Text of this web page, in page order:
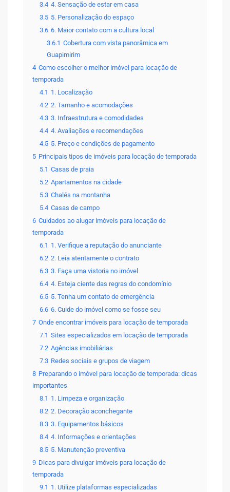
3.4 4. Sensação de estar em casa
3.5 5. Personalização do espaço
3.6 6. Maior contato com a cultura local
3.6.1 Cobertura com vista panorâmica em
Guapimirim
4 Como escolher o melhor imóvel para locação de
temporada
4.1 1. Localização
4.2 2. Tamanho e acomodações
4.3 3. Infraestrutura e comodidades
4.4 4. Avaliações e recomendações
4.5 5. Preço e condições de pagamento
5 Principais tipos de imóveis para locação de temporada
5.1 Casas de praia
5.2 Apartamentos na cidade
5.3 Chalés na montanha
5.4 Casas de campo
6 Cuidados ao alugar imóveis para locação de
temporada
6.1 1. Verifique a reputação do anunciante
6.2 2. Leia atentamente o contrato
6.3 3. Faça uma vistoria no imóvel
6.4 4. Esteja ciente das regras do condomínio
6.5 5. Tenha um contato de emergência
6.6 6. Cuide do imóvel como se fosse seu
7 Onde encontrar imóveis para locação de temporada
7.1 Sites especializados em locação de temporada
7.2 Agências imobiliárias
7.3 Redes sociais e grupos de viagem
8 Preparando o imóvel para locação de temporada: dicas
importantes
8.1 1. Limpeza e organização
8.2 2. Decoração aconchegante
8.3 3. Equipamentos básicos
8.4 4. Informações e orientações
8.5 5. Manutenção preventiva
9 Dicas para divulgar imóveis para locação de
temporada
9.1 1. Utilize plataformas especializadas